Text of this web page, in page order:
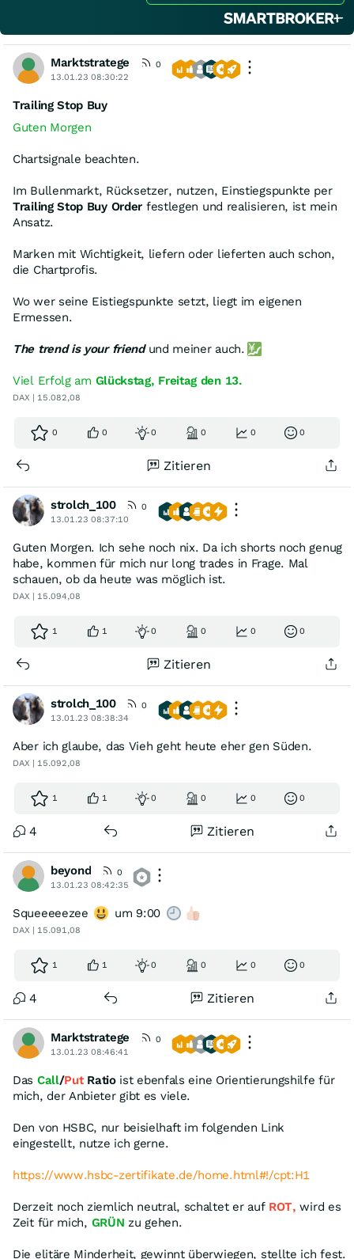
Marktstratege
0
13.01.23 08:30:22
Trailing Stop Buy
Guten Morgen
Chartsignale beachten.
Im Bullenmarkt, Rücksetzer, nutzen, Einstiegspunkte per
Trailing Stop Buy Order festlegen und realisieren, ist mein
Ansatz.
Marken mit Wichtigkeit, liefern oder lieferten auch schon,
die Chartprofis.
Wo wer seine Eistiegspunkte setzt, liegt im eigenen
Ermessen.
The trend is your friendund meiner auch.
Viel Erfolg am Glückstag, Freitag den 13.
DAX | 15.082,08
0 0 0 0 0 0
Zitieren
strolch_100
0
13.01.23 08:37:10
Guten Morgen. Ich sehe noch nix. Da ich shorts noch genug
habe, kommen für mich nur long trades in Frage. Mal
schauen, ob da heute was möglich ist.
DAX | 15.094,08
1 1 0 0 0 0
Zitieren
strolch_100
0
13.01.23 08:38:34
Aber ich glaube, das Vieh geht heute eher gen Süden.
DAX | 15.092,08
1 1 0 0 0 0
4 Zitieren
beyond
0
13.01.23 08:42:35
Squeeeeezee um 9:00
DAX | 15.091,08
1 1 0 0 0 0
4 Zitieren
Marktstratege
0
13.01.23 08:46:41
Das Call/PutRatioist ebenfals eine Orientierungshilfe für
mich, der Anbieter gibt es viele.
Den von HSBC, nur beisielhaft im folgenden Link
eingestellt, nutze ich gerne.
https://www.hsbc-zertifikate.de/home.html#!/cpt:H1
Derzeit noch ziemlich neutral, schaltet er auf ROT, wird es
Zeit für mich, GRÜN zu gehen.
Die elitäre Minderheit, gewinnt überwiegen, stellte ich fest.